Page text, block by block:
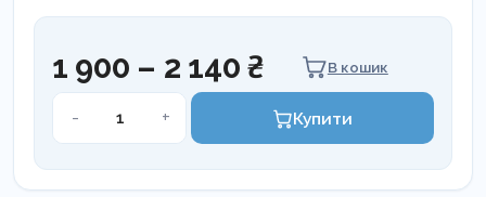
1 900 – 2 140 ₴ В кошик
-
LM-
+ Купити